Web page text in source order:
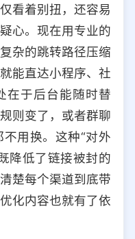
看着别扭，还容易
心。现在用专业的
杂的跳转路径压缩
能直达小程序、社
在于后台能随时替
则变了，或者群聊
用换。这种“对外
降低了链接被封的
楚每个渠道到底带
化内容也就有了依